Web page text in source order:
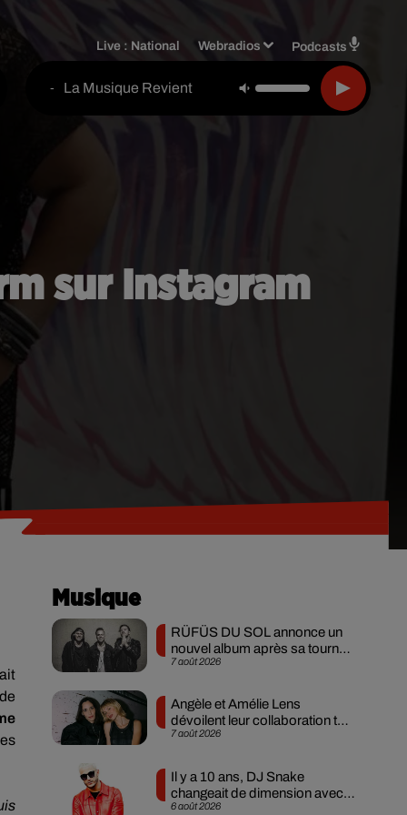
Live : National Webradios Podcasts
- La Musique Revient
sur Instagram
Musique
7 août 2026
RÜFÜS DU SOL annonce un
nouvel album après sa tournée
mondiale
7 août 2026
Angèle et Amélie Lens
dévoilent leur collaboration tant
attendue
6 août 2026
Il y a 10 ans, DJ Snake
changeait de dimension avec
son premier...